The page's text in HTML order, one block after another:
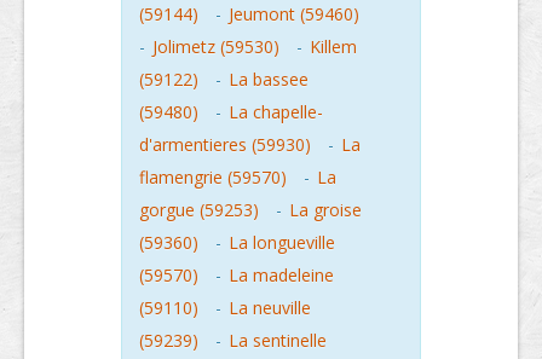
(59144)
- Jeumont (59460)
- Jolimetz (59530) - Killem
(59122)
- La bassee
(59480)
- La chapelle-
d'armentieres (59930)
- La
flamengrie (59570)
- La
gorgue (59253)
- La groise
(59360)
- La longueville
(59570)
- La madeleine
(59110)
- La neuville
(59239)
- La sentinelle